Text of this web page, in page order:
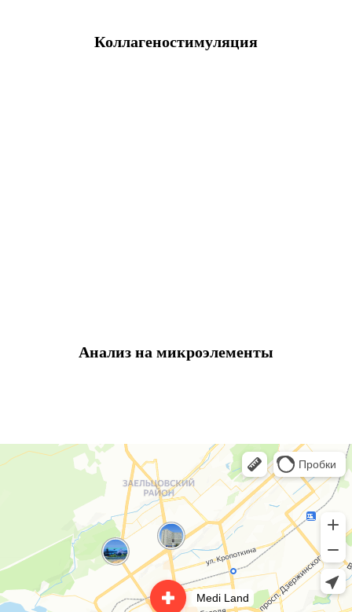
Коллагеностимуляция
Анализ на микроэлементы